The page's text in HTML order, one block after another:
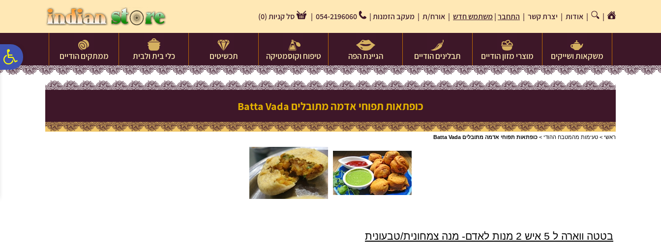
נגישות
אתר
המרכזי
|
| אודות | יצרת קשר | התחבר|משתמש חדש | אורח/ת | מעקב הזמנות| סל קניות(
0
)
משקאות ושייקים מוצרי מזון הודיים תבלינים הודיים הגיינת הפה טיפוח וקוסמטיקה תכשיטים כלי בית ולבית ממתקים הודיים
כופתאות תפוחי אדמה מתובלים Batta Vada
ראשי > טעימות מהמטבח ההודי > כופתאות תפוחי אדמה מתובלים Batta Vada
בטטה ווארה ל 5 איש 2 מנות לאדם- מנה צמחונית/טבעונית